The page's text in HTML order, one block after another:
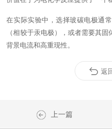
在实际实验中，选择玻碳电极通
（相较于汞电极），或者需要其
背景电流和高重现性。
返
上一篇